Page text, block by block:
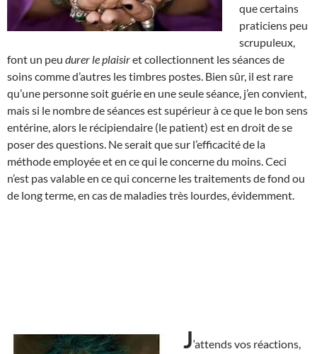
que certains
praticiens peu
scrupuleux,
font un peu durer le plaisiret collectionnent les séances de
soins comme d’autres les timbres postes. Bien sûr, il est rare
qu’une personne soit guérie en une seule séance, j’en convient,
mais si le nombre de séances est supérieur à ce que le bon sens
entérine, alors le récipiendaire (le patient) est en droit de se
poser des questions. Ne serait que sur l’efficacité de la
méthode employée et en ce qui le concerne du moins. Ceci
n’est pas valable en ce qui concerne les traitements de fond ou
de long terme, en cas de maladies très lourdes, évidemment.
J‘attends vos réactions,